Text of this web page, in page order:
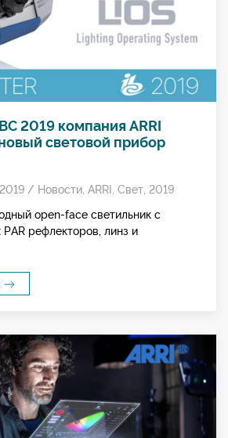
2019 компания ARRI
световой прибор
/ Новости, ARRI , Свет, 2019
open-face светильник с
рефлекторов, линз и